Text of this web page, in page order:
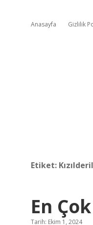
Anasayfa Gizlilik
Etiket:
En
Tarih: Ekim 1, 2024